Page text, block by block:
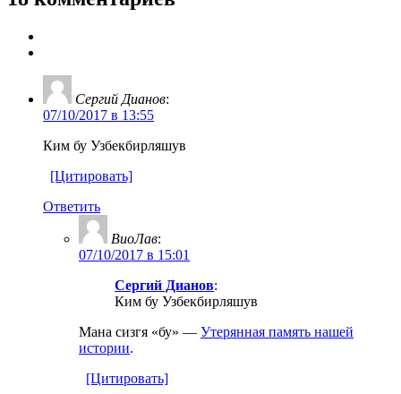
Сергий Дианов:
07/10/2017 в 13:55
Ким бу Узбекбирляшув
[Цитировать]
Ответить
ВиоЛав:
07/10/2017 в 15:01
Сергий Дианов:
Ким бу Узбекбирляшув
Мана сизгя «бу» — Утерянная память нашей
истории.
[Цитировать]